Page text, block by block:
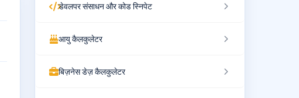
डेवलपर संसाधन और कोड स्निपेट
आयु कैलकुलेटर
बिज़नेस डेज़ कैलकुलेटर